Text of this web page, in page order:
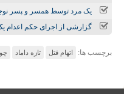
یک مرد توسط همسر و پسر
گزارشی از اجرای حکم اعدام
برچسب ها: اتهام قتل تازه داماد